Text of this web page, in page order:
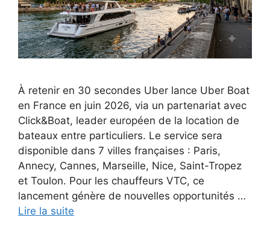
À retenir en 30 secondes Uber lance Uber Boat
en France en juin 2026, via un partenariat avec
Click&Boat, leader européen de la location de
bateaux entre particuliers. Le service sera
disponible dans 7 villes françaises : Paris,
Annecy, Cannes, Marseille, Nice, Saint-Tropez
et Toulon. Pour les chauffeurs VTC, ce
lancement génère de nouvelles opportunités …
Lire la suite